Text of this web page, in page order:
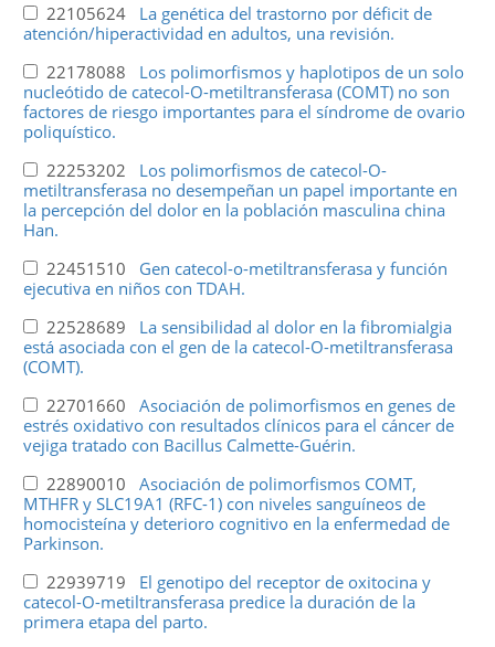
22105624 La genética del trastorno por déficit de
atención/hiperactividad en adultos, una revisión.
22178088 Los polimorfismos y haplotipos de un solo
nucleótido de catecol-O-metiltransferasa (COMT) no son
factores de riesgo importantes para el síndrome de ovario
poliquístico.
22253202 Los polimorfismos de catecol-O-
metiltransferasa no desempeñan un papel importante en
la percepción del dolor en la población masculina china
Han.
22451510 Gen catecol-o-metiltransferasa y función
ejecutiva en niños con TDAH.
22528689 La sensibilidad al dolor en la fibromialgia
está asociada con el gen de la catecol-O-metiltransferasa
(COMT).
22701660 Asociación de polimorfismos en genes de
estrés oxidativo con resultados clínicos para el cáncer de
vejiga tratado con Bacillus Calmette-Guérin.
22890010 Asociación de polimorfismos COMT,
MTHFR y SLC19A1 (RFC-1) con niveles sanguíneos de
homocisteína y deterioro cognitivo en la enfermedad de
Parkinson.
22939719 El genotipo del receptor de oxitocina y
catecol-O-metiltransferasa predice la duración de la
primera etapa del parto.